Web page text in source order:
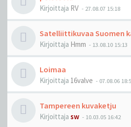
Kirjoittaja RV - 27.08.07 15:18
Satelliittikuvaa Suomen
Kirjoittaja Hmm - 13.08.10 15:13
Loimaa
Kirjoittaja 16valve - 07.08.06
Tampereen kuvaketju
Kirjoittaja sw - 10.03.05 16:42